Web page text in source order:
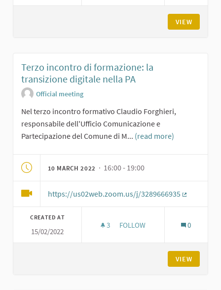
VIEW
Terzo incontro di formazione: la
transizione digitale nella PA
Official meeting
Nel terzo incontro formativo Claudio Forghieri,
responsabile dell'Ufficio Comunicazione e
Partecipazione del Comune di M... (read more)
10 MARCH 2022 · 16:00 - 19:00
https://us02web.zoom.us/j/3289666935
CREATED AT
15/02/2022
3 3 FOLLOWERS
FOLLOW 0
VIEW